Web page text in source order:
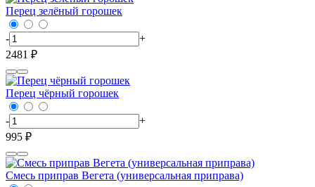
Перец зелёный горошек
-
+
2481 ₽
Перец чёрный горошек
-
+
995 ₽
Смесь приправ Вегета (универсальная приправа)